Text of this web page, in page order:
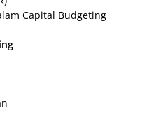
Capital Budgeting